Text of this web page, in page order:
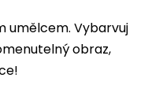
umělcem. Vybarvuj
obraz,